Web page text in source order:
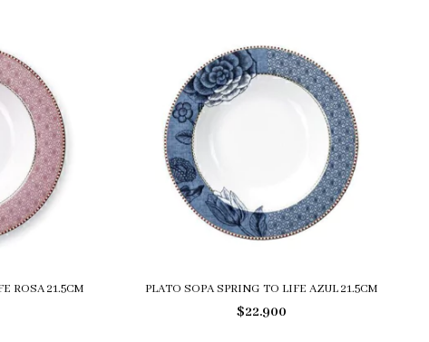
ROSA 21.5CM PLATO SOPA SPRING TO LIFE AZUL 21.5CM
$22.900